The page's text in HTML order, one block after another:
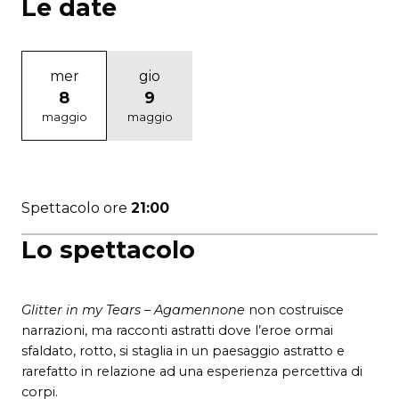
Lo spettacolo
Glitter in my Tears – Agamennone non costruisce
narrazioni, ma racconti astratti dove l’eroe ormai
sfaldato, rotto, si staglia in un paesaggio astratto e
rarefatto in relazione ad una esperienza percettiva di
corpi.
Le date
mer
8
maggio
gio
9
maggio
Spettacolo ore 21:00